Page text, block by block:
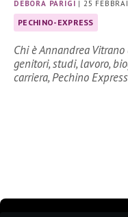
DEBORA PARIGI | 25
PECHINO-EXPRESS
Chi è Annandrea
genitori, studi, lavoro,
carriera, Pechino